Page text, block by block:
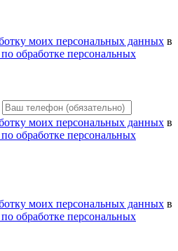
моих персональных данных в
обработке персональных
моих персональных данных в
обработке персональных
моих персональных данных в
обработке персональных